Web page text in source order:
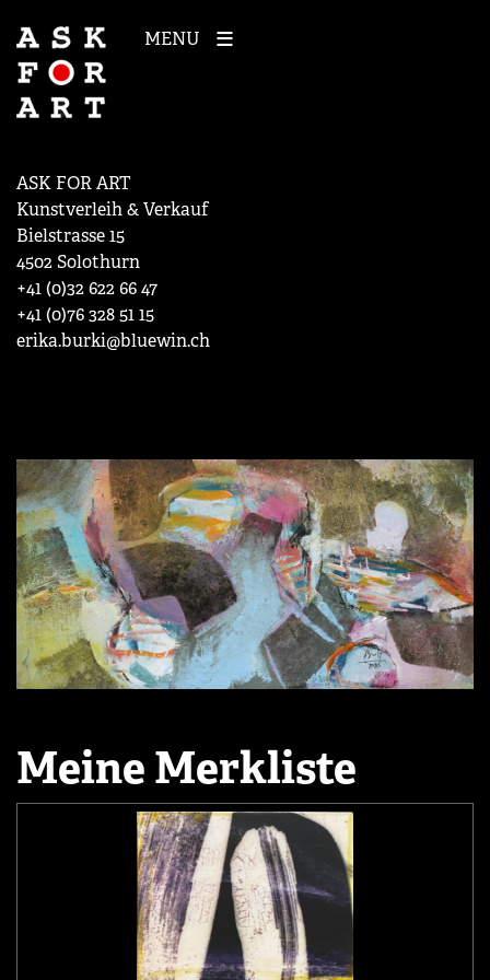
MENU
ASK FOR ART
Kunstverleih & Verkauf
Bielstrasse 15
4502 Solothurn
+41 (0)32 622 66 47
+41 (0)76 328 51 15
erika.burki@bluewin.ch
Meine Merkliste